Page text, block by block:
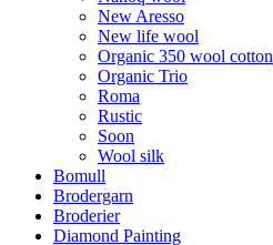
New Aresso
New life wool
Organic 350 wool cotton
Organic Trio
Roma
Rustic
Soon
Wool silk
Bomull
Brodergarn
Broderier
Diamond Painting